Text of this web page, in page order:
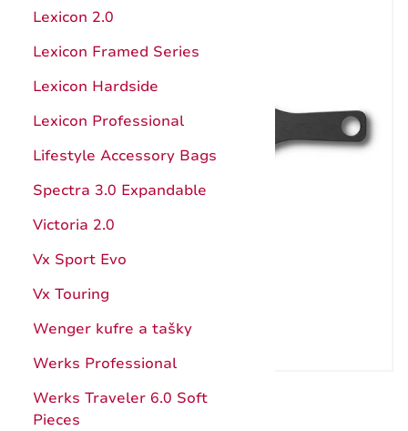
Hunter Pro
Štepárske a záhradnícke nože
Nože s pevnou čepeľou
Puzdrá
Príslušenstvo a doplnky
Katalóg
Záruka
Kuchynské pomôcky
Ocieľky, brúsenie
Katalóg
Návody
Záruka
Lexicon 2.0
Lexicon Framed Series
Lexicon Hardside
Lexicon Professional
Lifestyle Accessory Bags
Spectra 3.0 Expandable
Victoria 2.0
Vx Sport Evo
Vx Touring
Wenger kufre a tašky
Werks Professional
Werks Traveler 6.0 Soft
Pieces